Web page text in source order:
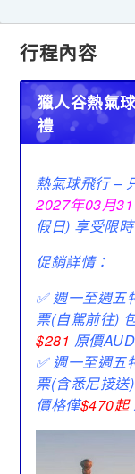
行程內容
獵人谷熱氣
禮
熱氣球飛行 –
2027年03月
假日) 享受限
促銷詳情：
✅ 週一至週
票(自駕前往)
$281 原價AUD
✅ 週一至週
票(含悉尼接送
價格僅$470起